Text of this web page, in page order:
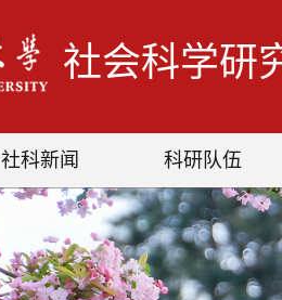
社会科学研
社科新闻 科研队伍